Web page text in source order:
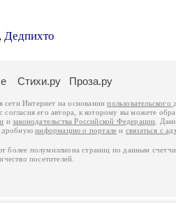
, Дедпихто
Стихи.ру Проза.ру
сети Интернет на основаниипользовательского
согласия его автора, к которому вы можете
изаконодательства Российской Федерации .
информацию о портале и связаться с
более полумиллиона страниц по данным
посетителей.